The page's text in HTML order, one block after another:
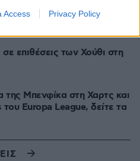
Access Privacy Policy
πολιτείας του Μεξικού
το 2014
επιθέσεις των Χούθι στη
της Μπενφίκα στη Χαρτς και
Europa League, δείτε τα